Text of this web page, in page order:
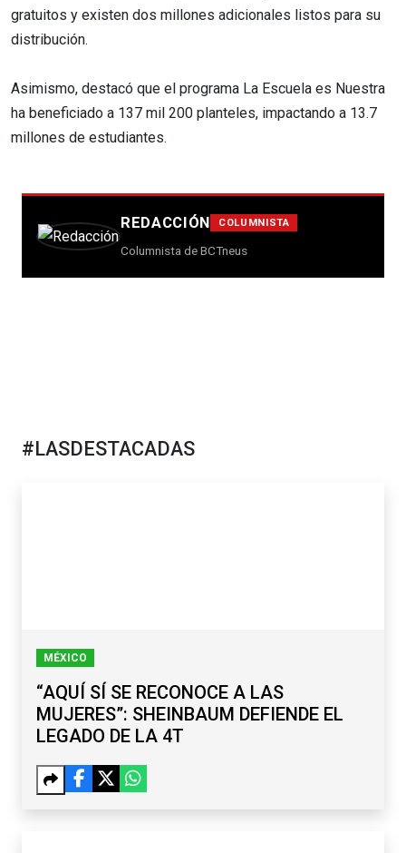
gratuitos y existen dos millones adicionales listos para su
distribución.
Asimismo, destacó que el programa La Escuela es Nuestra
ha beneficiado a 137 mil 200 planteles, impactando a 13.7
millones de estudiantes.
REDACCIÓN COLUMNISTA
Columnista de BCTneus
#LASDESTACADAS
MÉXICO
“AQUÍ SÍ SE RECONOCE A LAS
MUJERES”: SHEINBAUM DEFIENDE EL
LEGADO DE LA 4T